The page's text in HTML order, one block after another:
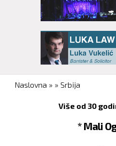
You are here
Naslovna » » Srbija
Više od 30
* Mali